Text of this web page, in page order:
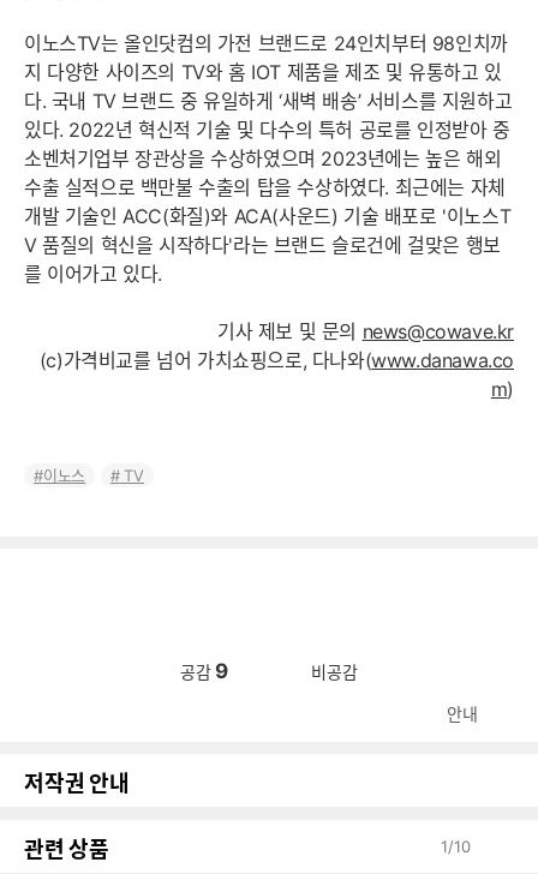
이노스TV는 올인닷컴의 가전 브랜드로 24인치부터 98인치까
지 다양한 사이즈의 TV와 홈 IOT 제품을 제조 및 유통하고 있
다. 국내 TV 브랜드 중 유일하게 ‘새벽 배송’ 서비스를 지원하고
있다. 2022년 혁신적 기술 및 다수의 특허 공로를 인정받아 중
소벤처기업부 장관상을 수상하였으며 2023년에는 높은 해외
수출 실적으로 백만불 수출의 탑을 수상하였다. 최근에는 자체
개발 기술인 ACC(화질)와 ACA(사운드) 기술 배포로 '이노스T
V 품질의 혁신을 시작하다'라는 브랜드 슬로건에 걸맞은 행보
를 이어가고 있다.
기사 제보 및 문의 news@cowave.kr
(c)가격비교를 넘어 가치쇼핑으로, 다나와(www.danawa.co
m)
이노스 TV
공감 9 비공감
안내
저작권 안내
관련 상품 1/10